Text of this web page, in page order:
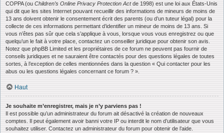
COPPA (ou Children’s Online Privacy Protection Actde 1998) est une loi aux États-Unis
qui dit que les sites Internet pouvant recueillir des informations de mineurs de moins de
13 ans doivent obtenir le consentement écrit des parents (ou d’un tuteur légal) pour la
collecte de ces informations permettant d’identifier un mineur de moins de 13 ans. Si
vous n’êtes pas sûr que cela s’applique à vous, lorsque vous vous enregistrez ou que
quelqu’un le fait à votre place, contactez un conseiller juridique pour obtenir son avis.
Notez que phpBB Limited et les propriétaires de ce forum ne peuvent pas fournir de
conseils juridiques et ne sauraient être contactés pour des questions légales de toutes
sortes, à l’exception de celles mentionnées dans la question « Qui contacter pour les
abus ou les questions légales concernant ce forum ? ».
Haut
Je souhaite m’enregistrer, mais je n’y parviens pas !
Il est possible qu’un administrateur du forum ait désactivé la création de nouveaux
comptes. Il peut également avoir banni votre IP ou interdit le nom d’utilisateur que vous
souhaitez utiliser. Contactez un administrateur du forum pour obtenir de l’aide.